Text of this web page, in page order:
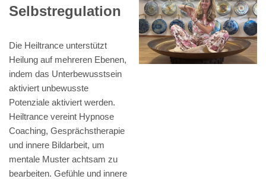
Selbstregulation
Die Heiltrance unterstützt
Heilung auf mehreren Ebenen,
indem das Unterbewusstsein
aktiviert unbewusste
Potenziale aktiviert werden.
Heiltrance vereint Hypnose
Coaching, Gesprächstherapie
und innere Bildarbeit, um
mentale Muster achtsam zu
bearbeiten. Gefühle und innere